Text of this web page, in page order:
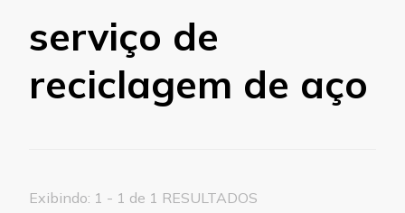
serviço de
reciclagem de aço
Exibindo: 1 - 1 de 1 RESULTADOS